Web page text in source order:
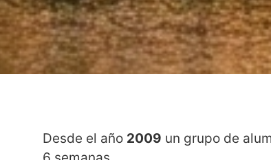
Desde el año 2009 un grupo de